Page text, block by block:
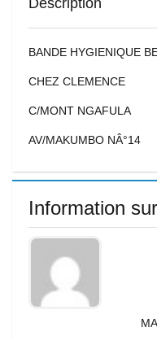
Description
BANDE HYGIENIQUE
CHEZ CLEMENCE
C/MONT NGAFULA
AV/MAKUMBO NÂ°14
Information